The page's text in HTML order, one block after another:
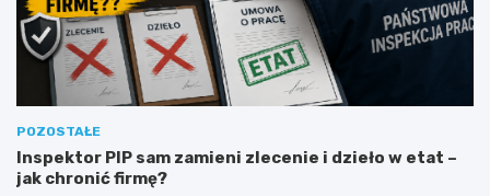
POZOSTAŁE
Inspektor PIP sam zamieni zlecenie i dzieło w etat –
jak chronić firmę?